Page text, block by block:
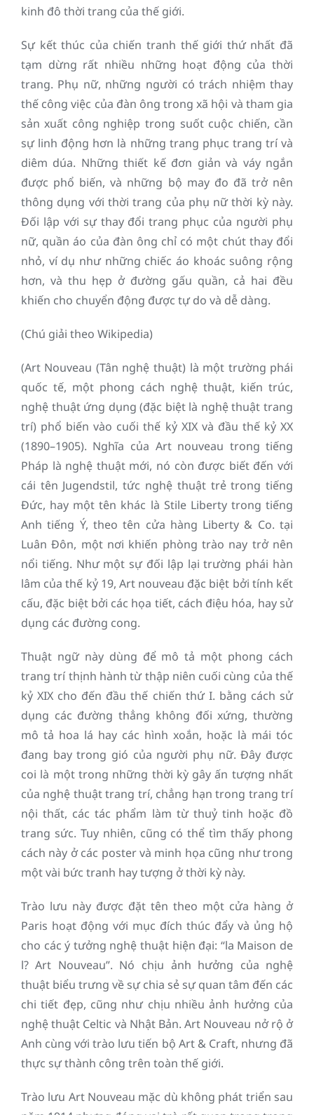
kinh đô thời trang của thế giới.
Sự kết thúc của chiến tranh thế giới thứ nhất đã
tạm dừng rất nhiều những hoạt động của thời
trang. Phụ nữ, những người có trách nhiệm thay
thế công việc của đàn ông trong xã hội và tham gia
sản xuất công nghiệp trong suốt cuộc chiến, cần
sự linh động hơn là những trang phục trang trí và
diêm dúa. Những thiết kế đơn giản và váy ngắn
được phổ biến, và những bộ may đo đã trở nên
thông dụng với thời trang của phụ nữ thời kỳ này.
Đối lập với sự thay đổi trang phục của người phụ
nữ, quần áo của đàn ông chỉ có một chút thay đổi
nhỏ, ví dụ như những chiếc áo khoác suông rộng
hơn, và thu hẹp ở đường gấu quần, cả hai đều
khiến cho chuyển động được tự do và dễ dàng.
(Chú giải theo Wikipedia)
(Art Nouveau (Tân nghệ thuật) là một trường phái
quốc tế, một phong cách nghệ thuật, kiến trúc,
nghệ thuật ứng dụng (đặc biệt là nghệ thuật trang
trí) phổ biến vào cuối thế kỷ XIX và đầu thế kỷ XX
(1890–1905). Nghĩa của Art nouveau trong tiếng
Pháp là nghệ thuật mới, nó còn được biết đến với
cái tên Jugendstil, tức nghệ thuật trẻ trong tiếng
Đức, hay một tên khác là Stile Liberty trong tiếng
Anh tiếng Ý, theo tên cửa hàng Liberty & Co. tại
Luân Đôn, một nơi khiến phòng trào nay trở nên
nổi tiếng. Như một sự đối lập lại trường phái hàn
lâm của thế kỷ 19, Art nouveau đặc biệt bởi tính kết
cấu, đặc biệt bởi các họa tiết, cách điệu hóa, hay sử
dụng các đường cong.
Thuật ngữ này dùng để mô tả một phong cách
trang trí thịnh hành từ thập niên cuối cùng của thế
kỷ XIX cho đến đầu thế chiến thứ I. bằng cách sử
dụng các đường thẳng không đối xứng, thường
mô tả hoa lá hay các hình xoắn, hoặc là mái tóc
đang bay trong gió của người phụ nữ. Đây được
coi là một trong những thời kỳ gây ấn tượng nhất
của nghệ thuật trang trí, chẳng hạn trong trang trí
nội thất, các tác phẩm làm từ thuỷ tinh hoặc đồ
trang sức. Tuy nhiên, cũng có thể tìm thấy phong
cách này ở các poster và minh họa cũng như trong
một vài bức tranh hay tượng ở thời kỳ này.
Trào lưu này được đặt tên theo một cửa hàng ở
Paris hoạt động với mục đích thúc đẩy và ủng hộ
cho các ý tưởng nghệ thuật hiện đại: “la Maison de
l? Art Nouveau”. Nó chịu ảnh hưởng của nghệ
thuật biểu trưng về sự chia sẻ sự quan tâm đến các
chi tiết đẹp, cũng như chịu nhiều ảnh hưởng của
nghệ thuật Celtic và Nhật Bản. Art Nouveau nở rộ ở
Anh cùng với trào lưu tiến bộ Art & Craft, nhưng đã
thực sự thành công trên toàn thế giới.
Trào lưu Art Nouveau mặc dù không phát triển sau